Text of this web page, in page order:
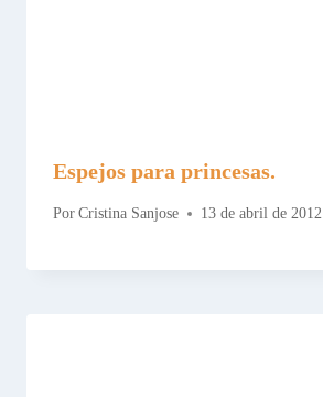
Espejos para princesas.
Por Cristina Sanjose 13 de abril de 2012